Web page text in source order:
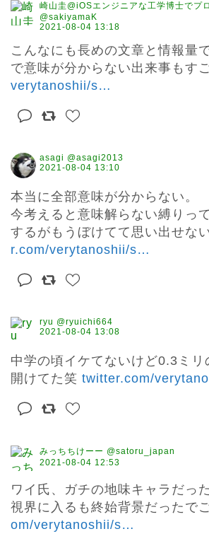
崎山圭@iOSエンジニアな工学博士でプ
@sakiyamaK
2021-08-04 13:18
こんなにも長めの文章と情報量
で意味が分からない出来事もす
verytanoshii/s…
asagi @asagi2013
2021-08-04 13:10
本当に全部意味が分からない。
今考えると意味解らない縛りっ
するがもうぼけてて思い出せ
r.com/verytanoshii/s…
ryu @ryuichi664
2021-08-04 13:08
中学の頃イケてないけど0.3ミリ
開けてた笑 twitter.com/
みっちちけーー @satoru_japan
2021-08-04 12:53
ワイ氏、ガチの地味キャラだっ
視界に入るも終始背景だったで
om/verytanoshii/s…